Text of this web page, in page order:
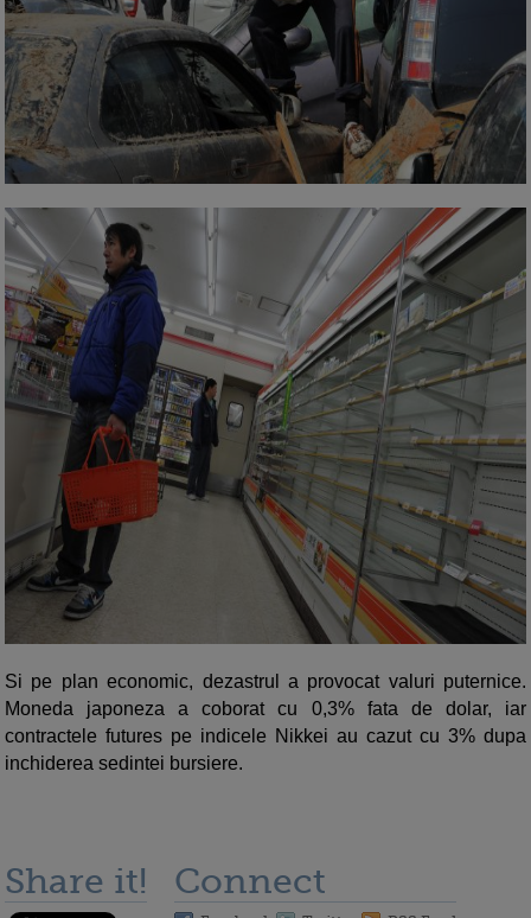
Si pe plan economic, dezastrul a provocat valuri puternice.
Moneda japoneza a coborat cu 0,3% fata de dolar, iar
contractele futures pe indicele Nikkei au cazut cu 3% dupa
inchiderea sedintei bursiere.
Share it! Connect